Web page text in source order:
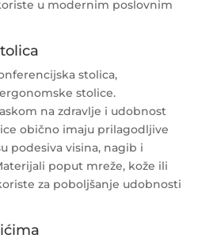
u modernim poslovnim
stolica,
stolice.
na zdravlje i udobnost
obično imaju prilagodljive
podesiva visina, nagib i
poput mreže, kože ili
za poboljšanje udobnosti